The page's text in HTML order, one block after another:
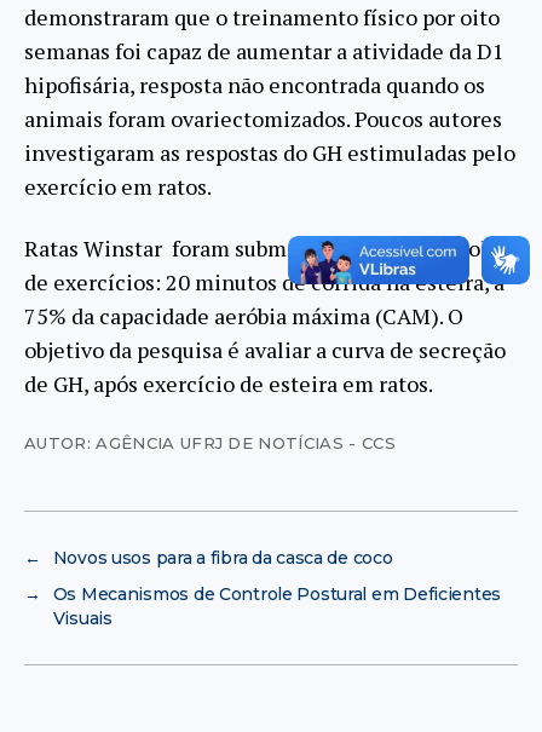
demonstraram que o treinamento físico por oito
semanas foi capaz de aumentar a atividade da D1
hipofisária, resposta não encontrada quando os
animais foram ovariectomizados. Poucos autores
investigaram as respostas do GH estimuladas pelo
exercício em ratos.
Ratas Winstar foram submetidas a um protocolo
de exercícios: 20 minutos de corrida na esteira, a
75% da capacidade aeróbia máxima (CAM). O
objetivo da pesquisa é avaliar a curva de secreção
de GH, após exercício de esteira em ratos.
AUTOR: AGÊNCIA UFRJ DE NOTÍCIAS - CCS
←
Novos usos para a fibra da casca de coco
→
Os Mecanismos de Controle Postural em Deficientes
Visuais